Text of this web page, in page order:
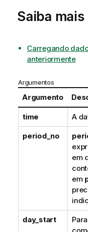
Saiba mais
Carregando
anteriormente
Argumentos
Argumento
time A
period_no
em
em
day_start